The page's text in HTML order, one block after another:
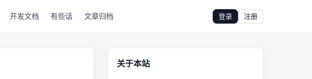
开发文档 有些话 文章归档 登录 注册
关于本站